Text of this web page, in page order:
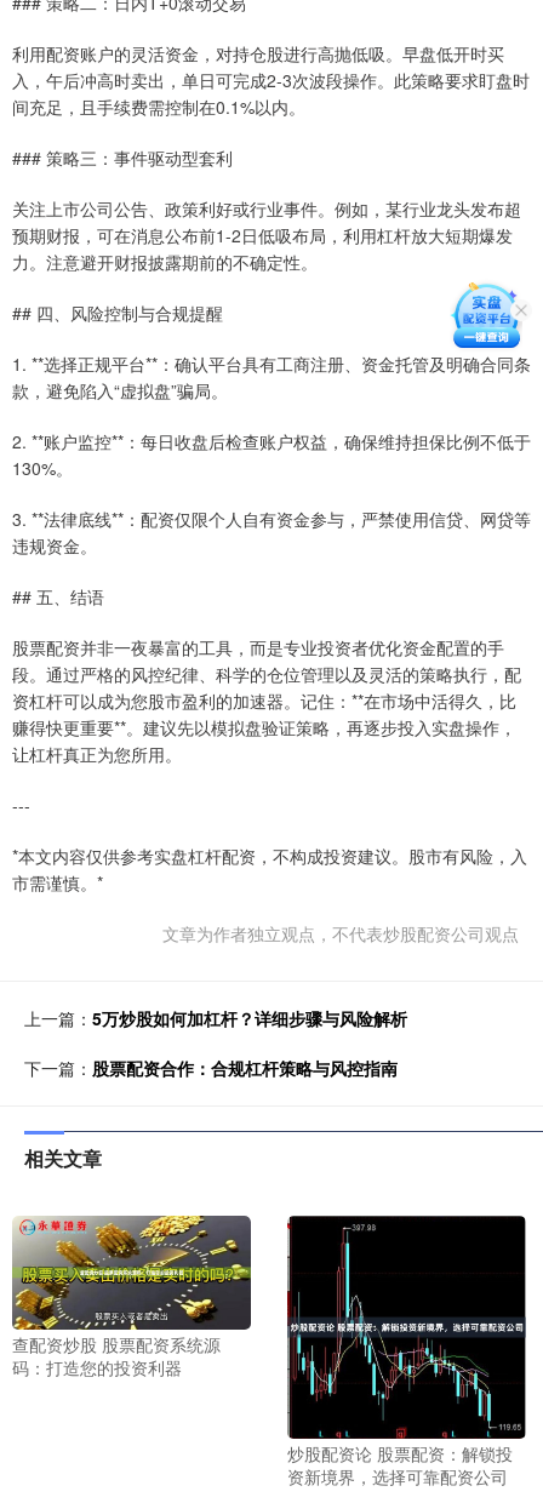
利用配资账户的灵活资金，对持仓股进行高抛低吸。早盘低开时买
入，午后冲高时卖出，单日可完成2-3次波段操作。此策略要求盯盘时
间充足，且手续费需控制在0.1%以内。
### 策略三：事件驱动型套利
关注上市公司公告、政策利好或行业事件。例如，某行业龙头发布超
预期财报，可在消息公布前1-2日低吸布局，利用杠杆放大短期爆发
力。注意避开财报披露期前的不确定性。
## 四、风险控制与合规提醒
1. **选择正规平台**：确认平台具有工商注册、资金托管及明确合同条
款，避免陷入“虚拟盘”骗局。
2. **账户监控**：每日收盘后检查账户权益，确保维持担保比例不低于
130%。
3. **法律底线**：配资仅限个人自有资金参与，严禁使用信贷、网贷等
违规资金。
## 五、结语
股票配资并非一夜暴富的工具，而是专业投资者优化资金配置的手
段。通过严格的风控纪律、科学的仓位管理以及灵活的策略执行，配
资杠杆可以成为您股市盈利的加速器。记住：**在市场中活得久，比
赚得快更重要**。建议先以模拟盘验证策略，再逐步投入实盘操作，
让杠杆真正为您所用。
---
*本文内容仅供参考实盘杠杆配资，不构成投资建议。股市有风险，入
市需谨慎。*
文章为作者独立观点，不代表炒股配资公司观点
上一篇： 5万炒股如何加杠杆？详细步骤与风险解析
下一篇： 股票配资合作：合规杠杆策略与风控指南
相关文章
查配资炒股 股票配资系统源
码：打造您的投资利器
炒股配资论 股票配资：解锁投
资新境界，选择可靠配资公司